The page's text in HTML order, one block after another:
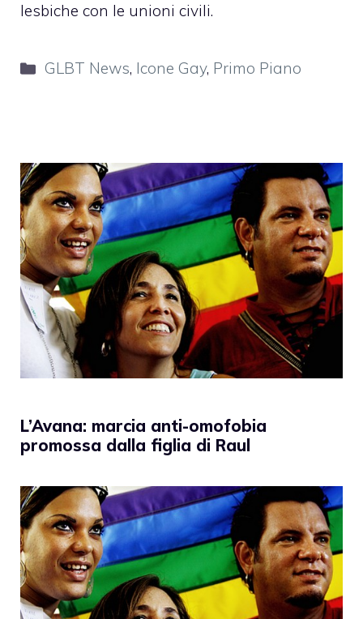
lesbiche con le unioni civili.
Categorie
GLBT News, Icone Gay, Primo Piano
L’Avana: marcia anti-omofobia
promossa dalla figlia di Raul